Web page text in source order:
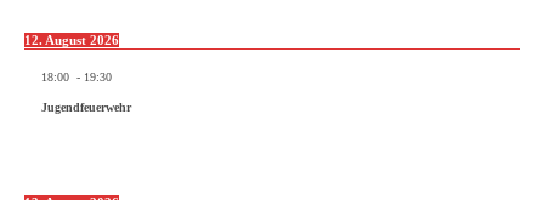
12. August 2026
18:00 - 19:30
Jugendfeuerwehr